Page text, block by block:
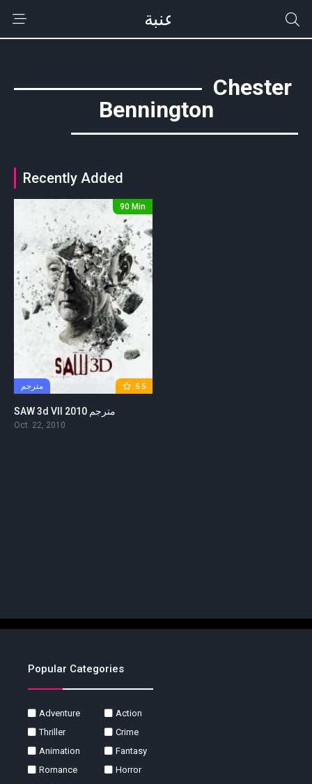
Chester
Bennington
Recently Added
5.5 مترجم
90 Min
SAW 3d VII 2010 مترجم
Oct. 22, 2010
Popular Categories
Adventure
Action
Thriller
Crime
Animation
Fantasy
Romance
Horror